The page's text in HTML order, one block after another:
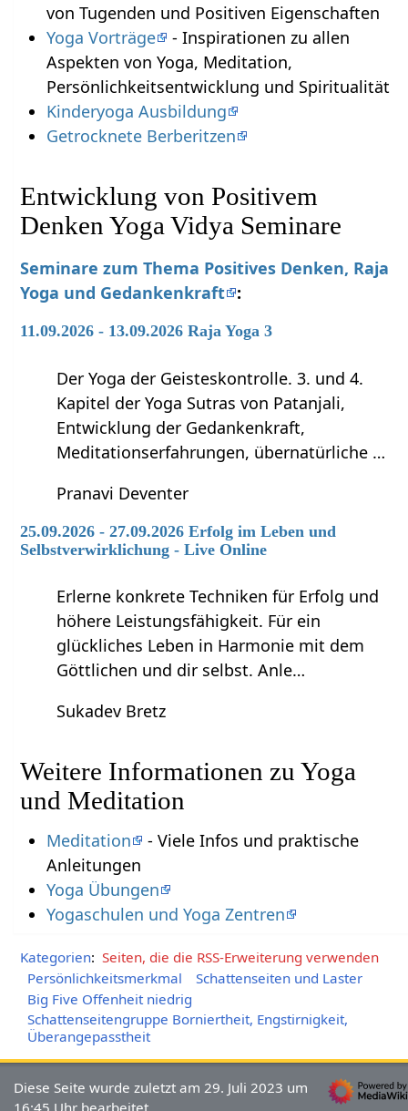
von Tugenden und Positiven Eigenschaften
Yoga Vorträge
- Inspirationen zu allen
Aspekten von Yoga, Meditation,
Persönlichkeitsentwicklung und Spiritualität
Kinderyoga Ausbildung
Getrocknete Berberitzen
Entwicklung von Positivem
Denken Yoga Vidya Seminare
Seminare zum Thema Positives Denken, Raja
Yoga und Gedankenkraft :
11.09.2026 - 13.09.2026 Raja Yoga 3
Der Yoga der Geisteskontrolle. 3. und 4.
Kapitel der Yoga Sutras von Patanjali,
Entwicklung der Gedankenkraft,
Meditationserfahrungen, übernatürliche …
Pranavi Deventer
25.09.2026 - 27.09.2026 Erfolg im Leben und
Selbstverwirklichung - Live Online
Erlerne konkrete Techniken für Erfolg und
höhere Leistungsfähigkeit. Für ein
glückliches Leben in Harmonie mit dem
Göttlichen und dir selbst. Anle…
Sukadev Bretz
Weitere Informationen zu Yoga
und Meditation
Meditation
- Viele Infos und praktische
Anleitungen
Yoga Übungen
Yogaschulen und Yoga Zentren
Kategorien: Seiten, die die RSS-Erweiterung verwenden
Persönlichkeitsmerkmal
Schattenseiten und Laster
Big Five Offenheit niedrig
Schattenseitengruppe Borniertheit, Engstirnigkeit,
Überangepasstheit
Diese Seite wurde zuletzt am 29. Juli 2023 um